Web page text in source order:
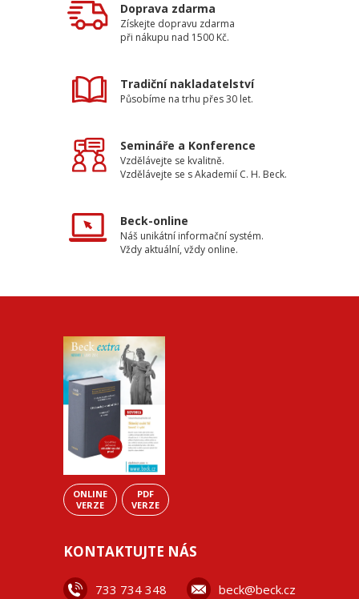
Doprava zdarma
Získejte dopravu zdarma
při nákupu nad 1500 Kč.
Tradiční nakladatelství
Působíme na trhu přes 30 let.
Semináře a Konference
Vzdělávejte se kvalitně.
Vzdělávejte se s Akademií C. H. Beck.
Beck-online
Náš unikátní informační systém.
Vždy aktuální, vždy online.
ONLINE
VERZE
PDF
VERZE
KONTAKTUJTE NÁS
733 734 348 beck@beck.cz